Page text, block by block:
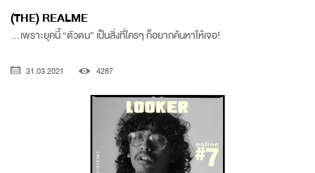
(THE) REALME
...เพราะยุคนี้ “ตัวตน” เป็นสิ่งที่ใครๆ ก็อยากค้นหาให้เจอ!
31.03.2021 4287